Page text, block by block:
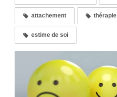
attachement thérapie
estime de soi